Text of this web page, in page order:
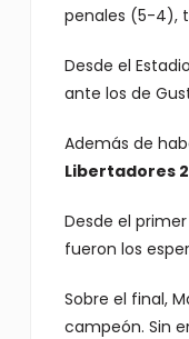
penales (5-4),
Desde el
ante los de
Además de
Libertadores
Desde el
fueron los
Sobre el final,
campeón. Sin